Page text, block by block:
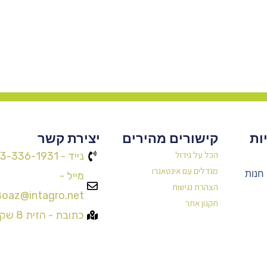
חנות
קישורים מהירים
הכל על גידול
מגדלים עם אינטאגרו
הצהרת נגישות
תקנון אתר
יצירת קשר
נייד - 053-336-1931
מייל -
כתובת - הזית 8 שקד